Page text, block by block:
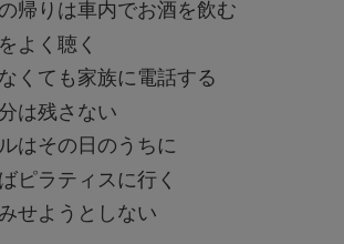
帰りは車内でお酒を飲む
よく聴く
くても家族に電話する
は残さない
はその日のうちに
ピラティスに行く
せようとしない